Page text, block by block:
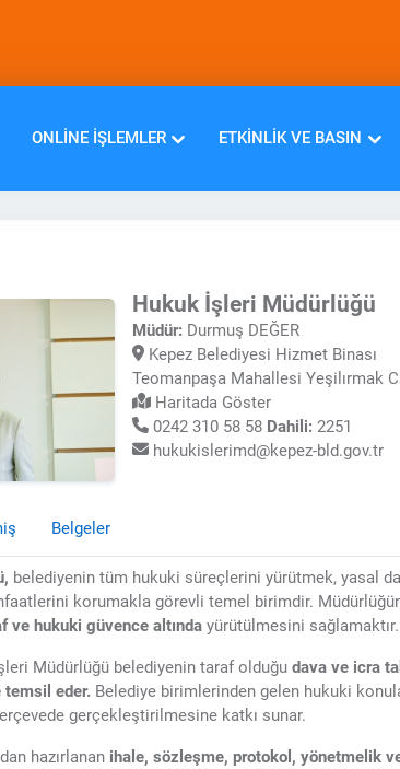
ONLINE İŞLEMLER ETKINLIK VE BASIN
Hukuk İşleri Müdürlüğü
Müdür: Durmuş DEĞER
Kepez Belediyesi Hizmet Binası
Teomanpaşa Mahallesi Yeşilırmak
Haritada Göster
0242 310 58 58 Dahili: 2251
hukukislerimd@kepez-bld.gov.tr
Belgeler
belediyenin tüm hukuki süreçlerini yürütmek, yasal
korumakla görevli temel birimdir.
ve hukuki güvence altında yürütülmesini sağlamaktır.
Müdürlüğü belediyenin taraf olduğu dava ve icra
temsil eder. Belediye birimlerinden gelen hukuki
gerçekleştirilmesine katkı sunar.
hazırlanan ihale, sözleşme, protokol, yönetmelik